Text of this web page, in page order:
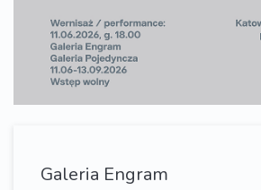
Galeria Engram